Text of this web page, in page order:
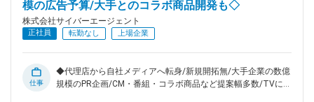
モート（調整可能） ◎オフィス：渋谷・Abema Towers勤務。
カフェやリフレッシュスペースあり ◎制度：半期ごとの評
価、キャリアチャレンジ制度、新規事業提案制度など成長を支
ナルクライアントから成長中企業まで幅広いお客様にご活用い
ただいています。 ブロガータイアップ広告／編集タイアップ
模の広告予算/大手とのコラボ商品開発も◇
株式会社サイバーエージェント
正社員 転勤なし 上場企業
仕事
◆代理店から自社メディアへ転身/新規開拓無/大手企業の数億
規模のPR企画/CM・番組・コラボ商品など提案幅多数/TVに変